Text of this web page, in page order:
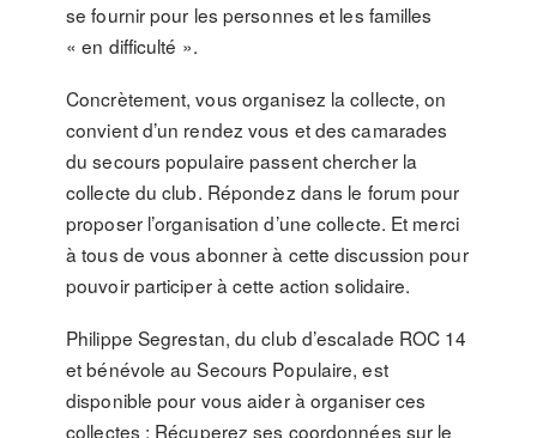
se fournir pour les personnes et les familles
« en difficulté ».
Concrètement, vous organisez la collecte, on
convient d’un rendez vous et des camarades
du secours populaire passent chercher la
collecte du club. Répondez dans le forum pour
proposer l’organisation d’une collecte. Et merci
à tous de vous abonner à cette discussion pour
pouvoir participer à cette action solidaire.
Philippe Segrestan, du club d’escalade ROC 14
et bénévole au Secours Populaire, est
disponible pour vous aider à organiser ces
collectes : Récuperez ses coordonnées sur le